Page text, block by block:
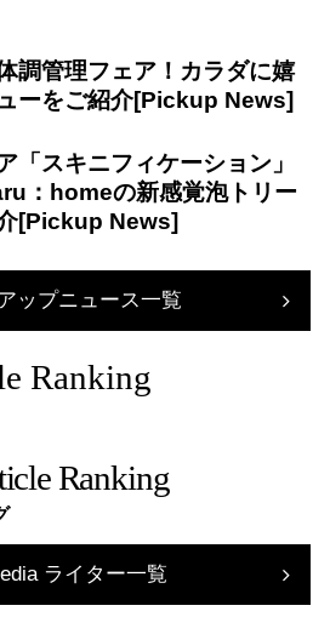
調管理フェア！カラダに嬉
ーをご紹介
「スキニフィケーション」
：homeの新感覚泡トリー
ップニュース一覧
Ranking
Ranking
ライター一覧